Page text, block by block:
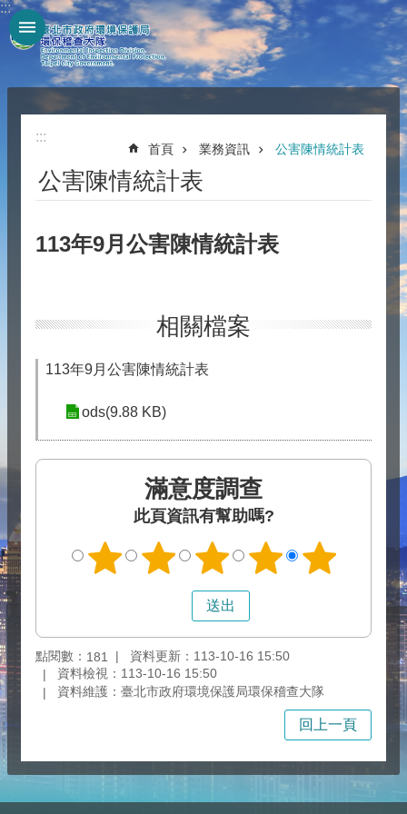
跳到主要內容區塊
:::
:::
首頁 業務資訊 公害陳情統計表
公害陳情統計表
113年9月公害陳情統計表
相關檔案
113年9月公害陳情統計表
ods(9.88 KB)
滿意度調查
此頁資訊有幫助嗎?
點閱數： 181
資料更新：113-10-16 15:50
資料檢視：113-10-16 15:50
資料維護：臺北市政府環境保護局環保稽查大隊
回上一頁